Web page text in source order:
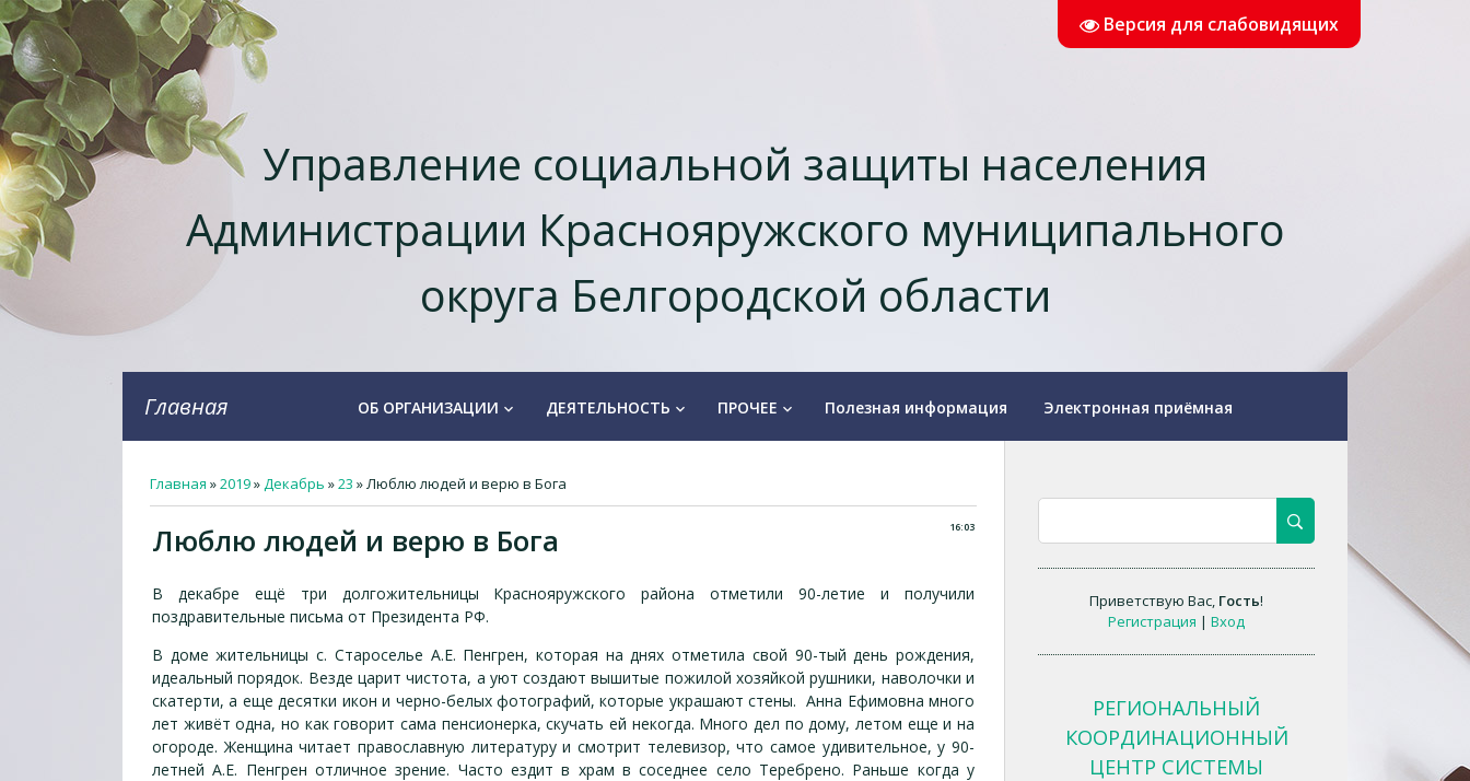
Версия для слабовидящих
Управление социальной защиты населения
Администрации Краснояружского муниципального
округа Белгородской области
Главная ОБ ОРГАНИЗАЦИИ keyboard_arrow_down ДЕЯТЕЛЬНОСТЬ keyboard_arrow_down ПРОЧЕЕ keyboard_arrow_down Полезная информация Электронная приёмная
Главная »2019»Декабрь »23 » Люблю людей и верю в Бога
16:03
Люблю людей и верю в Бога
В декабре ещё три долгожительницы Краснояружского района отметили 90-летие и получили
поздравительные письма от Президента РФ.
В доме жительницы с. Староселье А.Е. Пенгрен, которая на днях отметила свой 90-тый день рождения,
идеальный порядок. Везде царит чистота, а уют создают вышитые пожилой хозяйкой рушники, наволочки и
скатерти, а еще десятки икон и черно-белых фотографий, которые украшают стены. Анна Ефимовна много
лет живёт одна, но как говорит сама пенсионерка, скучать ей некогда. Много дел по дому, летом еще и на
огороде. Женщина читает православную литературу и смотрит телевизор, что самое удивительное, у 90-
летней А.Е. Пенгрен отличное зрение. Часто ездит в храм в соседнее село Теребрено. Раньше когда у
Приветствую Вас, Гость!
Регистрация |Вход
РЕГИОНАЛЬНЫЙ
КООРДИНАЦИОННЫЙ
ЦЕНТР СИСТЕМЫ